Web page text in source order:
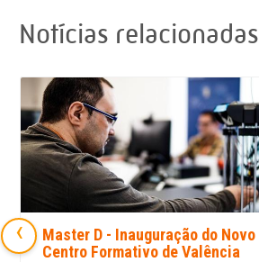
Notícias relacionadas
Master D - Inauguração do Novo
Centro Formativo de Valência
‹